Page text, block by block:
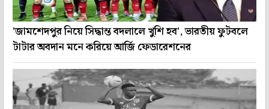
'জামশেদপুর নিয়ে সিদ্ধান্ত বদলালে খুশি হব', ভারতীয় ফুটবলে
টাটার অবদান মনে করিয়ে আর্জি ফেডারেশনের